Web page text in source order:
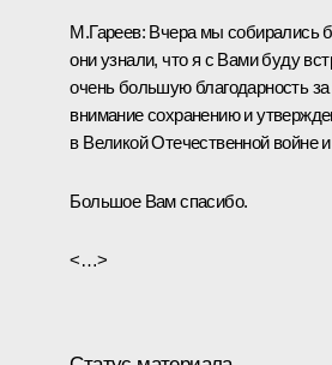
М.Гареев: Вчера мы собирались
они узнали, что я с Вами буду
очень большую благодарность
внимание сохранению и
в Великой Отечественной войне
Большое Вам спасибо.
<…>